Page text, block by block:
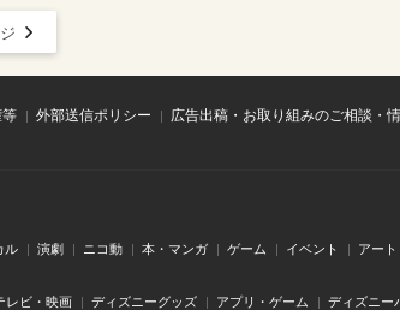
外部送信ポリシー
広告出稿・お取り組みのご相談・
ル 演劇 ニコ動 本・マンガ ゲーム イベント アート
レビ・映画 ディズニーグッズ アプリ・ゲーム ディズニー